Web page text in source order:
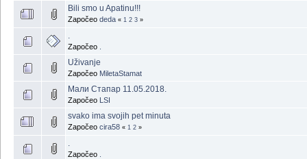
Bili smo u Apatinu!!!
Započeo deda « 1 2 3 »
.
Započeo
Uživanje
Započeo MiletaStamat
Мали Стапар 11.05.2018.
Započeo LSI
svako ima svojih pet minuta
Započeo cira58 « 1 2 »
.
Započeo